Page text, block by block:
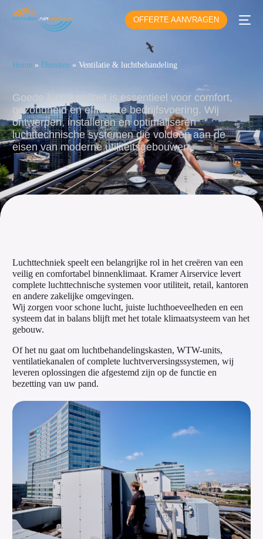
OFFERTE AANVRAGEN
Home » Diensten »Ventilatie & luchtbehandeling
Goede luchtkwaliteit is essentieel voor comfort,
gezondheid en efficiënte bedrijfsvoering. Wij
ontwerpen, installeren en optimaliseren
luchttechnische systemen die voldoen aan de
eisen van moderne utiliteitsgebouwen.
Luchttechniek speelt een belangrijke rol in het creëren van een
veilig en comfortabel binnenklimaat. Kramer Airservice levert
complete luchttechnische systemen voor utiliteit, retail, kantoren
en andere zakelijke omgevingen.
Wij zorgen voor schone lucht, juiste luchthoeveelheden en een
systeem dat in balans blijft met het totale klimaatsysteem van het
gebouw.
Of het nu gaat om luchtbehandelingskasten, WTW-units,
ventilatiekanalen of complete luchtverversingssystemen, wij
leveren oplossingen die afgestemd zijn op de functie en
bezetting van uw pand.